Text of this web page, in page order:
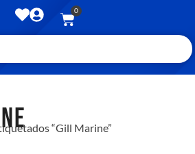
0
“Gill Marine”